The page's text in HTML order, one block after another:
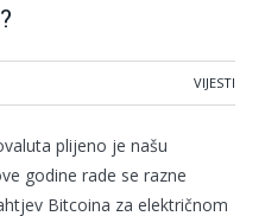
VIJESTI
plijeno je našu
godine rade se razne
Bitcoina za električnom